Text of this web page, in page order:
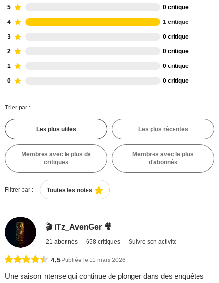
5 0 critique
4 1 critique
3 0 critique
2 0 critique
1 0 critique
0 0 critique
Trier par :
Les plus utiles Les plus récentes
Membres avec le plus de
critiques
Membres avec le plus
d'abonnés
Filtrer par : Toutes les notes
🎬 iTz_AvenGer 🎥
21 abonnés 658 critiques Suivre son activité
4,5 Publiée le 11 mars 2026
Une saison intense qui continue de plonger dans des enquêtes